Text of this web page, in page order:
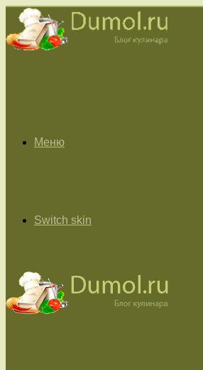
Меню
Switch skin